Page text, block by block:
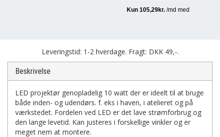
Leveringstid: 1-2 hverdage. Fragt: DKK 49,-.
Beskrivelse
LED projektør genopladelig 10 watt der er ideelt til at bruge
både inden- og udendørs. f. eks i haven, i atelieret og på
værkstedet. Fordelen ved LED er det lave strømforbrug og
den lange levetid. Kan justeres i forskellige vinkler og er
meget nem at montere.